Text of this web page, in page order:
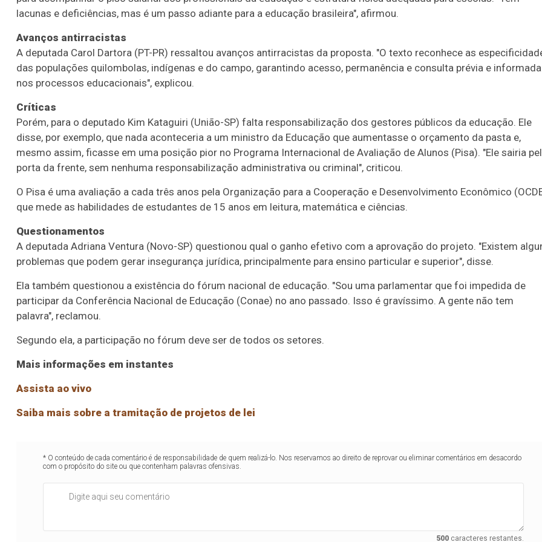
lacunas e deficiências, mas é um passo adiante para a educação brasileira", afirmou.
Avanços antirracistas
A deputada Carol Dartora (PT-PR) ressaltou avanços antirracistas da proposta. "O texto reconhece as
das populações quilombolas, indígenas e do campo, garantindo acesso, permanência e consulta prévia e informada
nos processos educacionais", explicou.
Críticas
Porém, para o deputado Kim Kataguiri (União-SP) falta responsabilização dos gestores públicos da educação. Ele
disse, por exemplo, que nada aconteceria a um ministro da Educação que aumentasse o orçamento da pasta e,
mesmo assim, ficasse em uma posição pior no Programa Internacional de Avaliação de Alunos (Pisa). "Ele sairia
porta da frente, sem nenhuma responsabilização administrativa ou criminal", criticou.
O Pisa é uma avaliação a cada três anos pela Organização para a Cooperação e Desenvolvimento Econômico
que mede as habilidades de estudantes de 15 anos em leitura, matemática e ciências.
Questionamentos
A deputada Adriana Ventura (Novo-SP) questionou qual o ganho efetivo com a aprovação do projeto. "Existem
problemas que podem gerar insegurança jurídica, principalmente para ensino particular e superior", disse.
Ela também questionou a existência do fórum nacional de educação. "Sou uma parlamentar que foi impedida de
participar da Conferência Nacional de Educação (Conae) no ano passado. Isso é gravíssimo. A gente não tem
palavra", reclamou.
Segundo ela, a participação no fórum deve ser de todos os setores.
Mais informações em instantes
Assista ao vivo
Saiba mais sobre a tramitação de projetos de lei
* O conteúdo de cada comentário é de responsabilidade de quem realizá-lo. Nos reservamos ao direito de reprovar ou eliminar comentários em desacordo
com o propósito do site ou que contenham palavras ofensivas.
500caracteres restantes.